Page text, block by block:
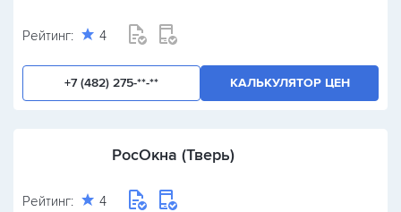
Рейтинг: 4
+7 (482) 275-**-** КАЛЬКУЛЯТОР ЦЕН
РосОкна (Тверь)
Рейтинг: 4